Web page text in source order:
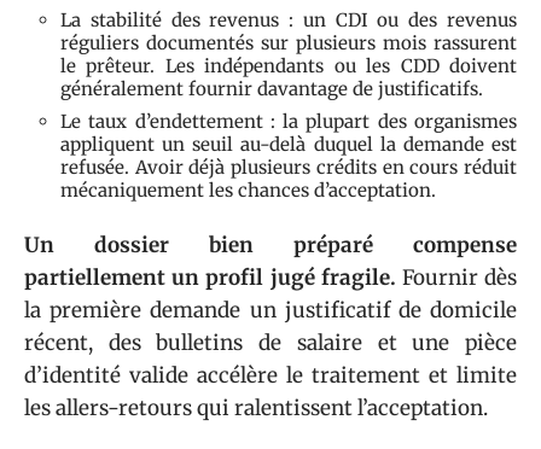
La stabilité des revenus : un CDI ou des revenus
réguliers documentés sur plusieurs mois rassurent
le prêteur. Les indépendants ou les CDD doivent
généralement fournir davantage de justificatifs.
Le taux d’endettement : la plupart des organismes
appliquent un seuil au-delà duquel la demande est
refusée. Avoir déjà plusieurs crédits en cours réduit
mécaniquement les chances d’acceptation.
Un dossier bien préparé compense
partiellement un profil jugé fragile. Fournir dès
la première demande un justificatif de domicile
récent, des bulletins de salaire et une pièce
d’identité valide accélère le traitement et limite
les allers-retours qui ralentissent l’acceptation.